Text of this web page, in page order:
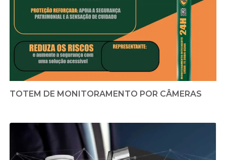
TOTEM DE MONITORAMENTO POR CÂMERAS